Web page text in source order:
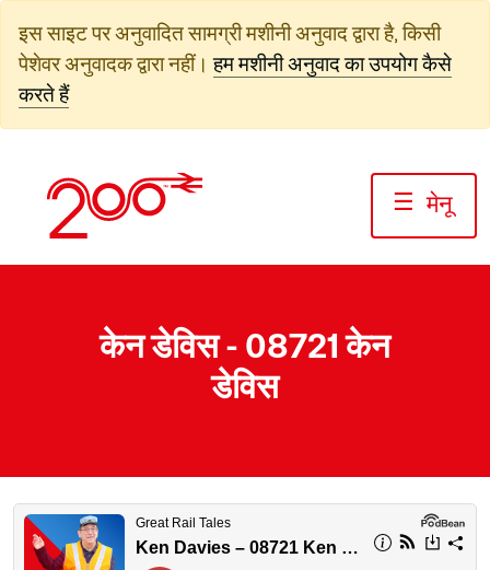
जाएं
इस साइट पर अनुवादित सामग्री मशीनी अनुवाद द्वारा है, किसी
पेशेवर अनुवादक द्वारा नहीं। हम मशीनी अनुवाद का उपयोग कैसे
करते हैं
☰ मेनू
केन डेविस - 08721 केन
डेविस